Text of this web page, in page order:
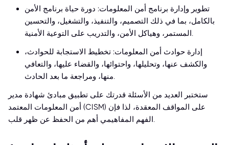
تطوير وإدارة برنامج أمن المعلومات: دورة حياة برنامج الأمن
بالكامل، بما في ذلك التصميم، والتنفيذ، والتشغيل، والتحسين
المستمر، وهياكل الأمن، والتدريب على التوعية الأمنية.
إدارة حوادث أمن المعلومات: تخطيط الاستجابة للحوادث،
والكشف عنها، وتحليلها، واحتوائها، والقضاء عليها، والتعافي
منها، ومراجعة ما بعد الحادث.
ستختبر العديد من الأسئلة قدرتك على تطبيق مبادئ شهادة مدير
أمن المعلومات المعتمد (CISM) على المواقف المعقدة، لذا فإن
الفهم المفاهيمي أهم من الحفظ عن ظهر قلب.